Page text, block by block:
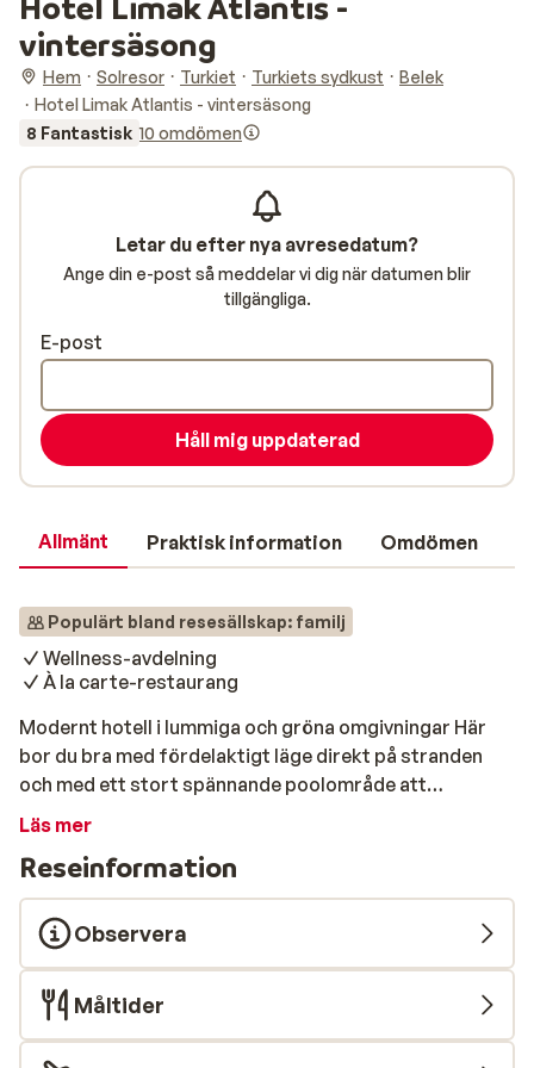
vintersäsong
Hem Solresor Turkiet Turkiets sydkust
Belek
Hotel Limak Atlantis - vintersäsong
8 Fantastisk 10 omdömen
Allmänt Praktisk information Omdömen
Populärt bland resesällskap: familj
Wellness-avdelning
À la carte-restaurang
Modernt hotell i lummiga och gröna omgivningar Här
bor du bra med fördelaktigt läge direkt på stranden
och med ett stort spännande poolområde att
utforska. För barnfamiljen finns fina familjerum och
vattenrutschkanor, bowling och minigolf. Även de
vuxna kan njuta av lata dagar och goda middagar
utomhus med havet i bakgrunden. Strand & pool
Enormt poolområde i olika nivåer bland palmer och
gröna gräsmattor. Du kan välja mellan flera olika
pooler, jacuzzis, inomhuspool och en stalaktitgrotta.
En av poolerna har vattenrutschkanor för de som
Läs mer
Reseinformation
Observera
Måltider
Letar du efter nya avresedatum?
Ange din e-post så meddelar vi dig när datumen blir
tillgängliga.
E-post
Håll mig uppdaterad